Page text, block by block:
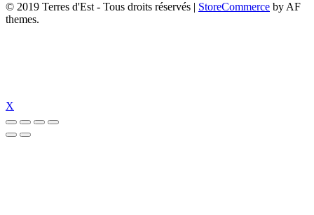
© 2019 Terres d'Est - Tous droits réservés
StoreCommerce by AF
themes.
X